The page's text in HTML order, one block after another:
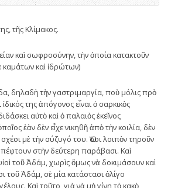
τῆς Κλίμακος.
καὶ σωφροσύνην, τὴν ὁποία κατακτοῦν
καὶ ἱδρώτων)
δηλαδὴ τὴν γαστριμαργία, ποὺ μόλις πρὸ
της ἀπόγονος εἶναι ὁ σαρκικὸς
αὐτὸ καὶ ὁ παλαιὸς ἐκεῖνος
ἐὰν δὲν εἶχε νικηθῆ ἀπὸ τὴν κοιλία, δὲν
μὲ τὴν σύζυγό του. Ὅσοι λοιπὸν τηροῦν
στὴν δεύτερη παράβασι. Καὶ
τοῦ Ἀδάμ, χωρὶς ὅμως νὰ δοκιμάσουν καὶ
τοῦ Ἀδάμ, σὲ μία κατάστασι ὀλίγο
Καὶ τοῦτο, γιὰ νὰ μὴ γίνη τὸ κακὸ